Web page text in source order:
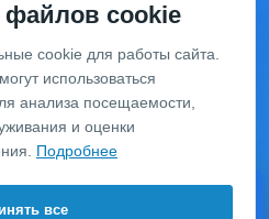
на данном сайте носит
и не является публичной
положениями Статьи 437 ГК
уточняйте актуальную
по телефону.
сантехники «San-Design»,
файлов cookie
cookie для работы сайта.
использоваться
анализа посещаемости,
и оценки
Подробнее
все